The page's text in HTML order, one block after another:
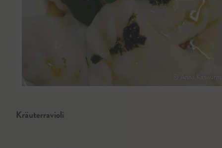
© Anna Kaswurm
Kräuterravioli